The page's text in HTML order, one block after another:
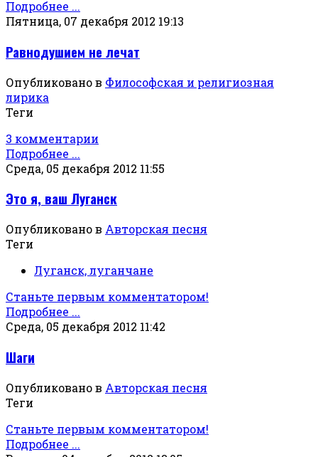
Подробнее ...
Пятница, 07 декабря 2012 19:13
Равнодушием не лечат
Опубликовано в Философская и религиозная
лирика
Теги
3 комментарии
Подробнее ...
Среда, 05 декабря 2012 11:55
Это я, ваш Луганск
Опубликовано в Авторская песня
Теги
Луганск, луганчане
Станьте первым комментатором!
Подробнее ...
Среда, 05 декабря 2012 11:42
Шаги
Опубликовано в Авторская песня
Теги
Станьте первым комментатором!
Подробнее ...